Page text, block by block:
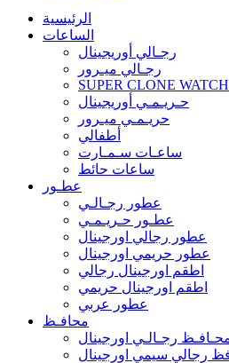
الرئيسية
الساعات
رجـالي أوريجينال
رجـالي ميـرور
SUPER CLONE
حـريـمـي أوريجينال
حريـمـي ميـرور
أطفالي
ساعـات سـمـارت
ساعات حائط
عطـور
عطور رجـالـي
عطـور حـريـمـي
عطور رجالي اورجينال
عطور حريمي اورجينال
اطقم اورجينال رجالي
اطقم اورجينال حريمي
عطور عربي
محافـظ
رجـالـي اورجينال
رجالي سيمي اورجينال